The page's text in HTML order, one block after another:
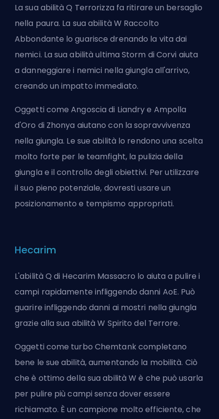
La sua abilità Q Terrorizza fa ritirare un bersaglio
nella paura. La sua abilità W Raccolto
Abbondante lo guarisce drenando la vita dai
nemici. La sua abilità ultima Storm di Corvi aiuta
a danneggiare i nemici nella giungla all'arrivo,
creando un impatto immediato.
Oggetti come Angoscia di Liandry e Ampolla
d'Oro di Zhonya aiutano con la sopravvivenza
nella giungla. Le sue abilità lo rendono una scelta
molto forte per le teamfight, la pulizia della
giungla e il controllo degli obiettivi. Per utilizzare
il suo pieno potenziale, dovresti usare un
posizionamento e tempismo appropriati.
Hecarim
L'abilità Q di Hecarim Massacro lo aiuta a pulire i
campi rapidamente infliggendo danni AoE. Può
guarire infliggendo danni ai mostri nella giungla
grazie alla sua abilità W Spirito del Terrore.
Oggetti come turbo Chemtank completano
bene le sue abilità, aumentando la mobilità. Ciò
che è ottimo della sua abilità W è che può usarla
per pulire più campi senza dover essere
richiamato. È un campione molto efficiente, che